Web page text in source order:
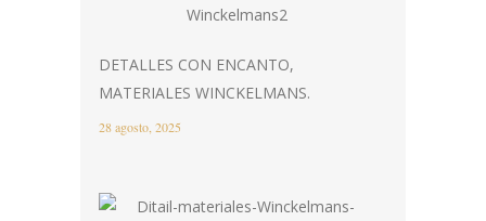
DETALLES CON ENCANTO,
MATERIALES WINCKELMANS.
28 agosto, 2025